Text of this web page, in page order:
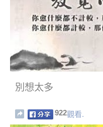
別想太多
922觀看.